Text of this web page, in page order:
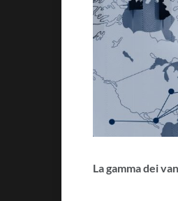
La gamma dei